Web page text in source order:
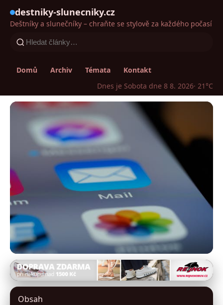
destniky-slunecniky.cz
Deštníky a slunečníky – chraňte se stylově za každého počasí
Domů Archiv Témata
Kontakt
Dnes je Sobota dne 8 8. 2026· 21°C
destniky-slunecniky.cz
Deštníky jako módní ikony:
Obsah